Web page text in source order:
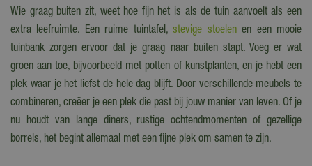
Wie graag buiten zit, weet hoe fijn het is als de tuin aanvoelt als een
extra leefruimte. Een ruime tuintafel,stevige stoelenen een mooie
tuinbank zorgen ervoor dat je graag naar buiten stapt. Voeg er wat
groen aan toe, bijvoorbeeld met potten of kunstplanten, en je hebt een
plek waar je het liefst de hele dag blijft. Door verschillende meubels te
combineren, creëer je een plek die past bij jouw manier van leven. Of je
nu houdt van lange diners, rustige ochtendmomenten of gezellige
borrels, het begint allemaal met een fijne plek om samen te zijn.